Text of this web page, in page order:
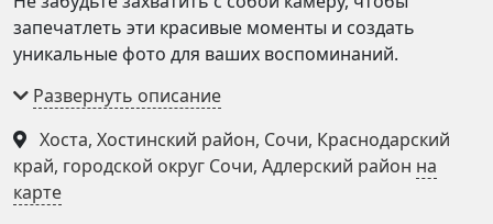
запечатлеть эти красивые моменты и создать
уникальные фото для ваших воспоминаний.
Царские ворота и погрузитесь в мир природы и
красоты российского юга.
Хоста, Хостинский район, Сочи, Краснодарский
край, городской округ Сочи, Адлерский район на
карте